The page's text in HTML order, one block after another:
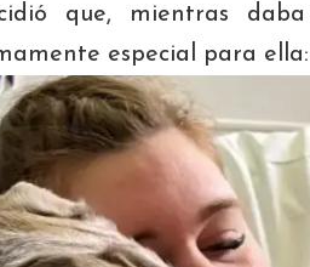
que, mientras
especial para